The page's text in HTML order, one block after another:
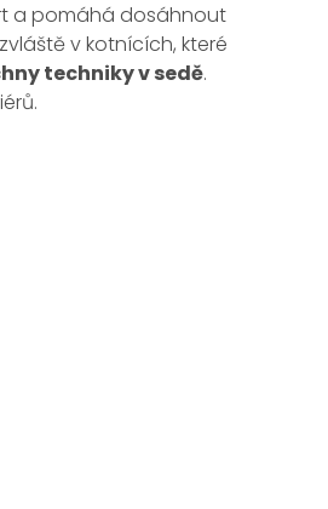
a pomáhá dosáhnout
v kotnících, které
techniky v sedě.